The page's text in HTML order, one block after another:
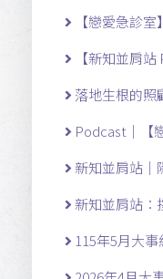
【戀愛急診
【新知並肩
落地生根的照
Podcast｜【
新知並肩站｜
新知並肩站：
115年5月大事